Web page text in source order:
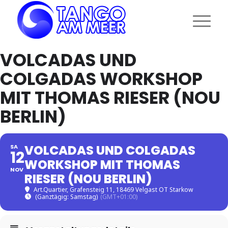
VOLCADAS UND
COLGADAS WORKSHOP
MIT THOMAS RIESER (NOU
BERLIN)
SA
12
NOV
VOLCADAS UND COLGADAS
WORKSHOP MIT THOMAS
RIESER (NOU BERLIN)
Art.Quartier, Grafensteig 11, 18469 Velgast OT Starkow
(Ganztägig: Samstag) (GMT+01:00)